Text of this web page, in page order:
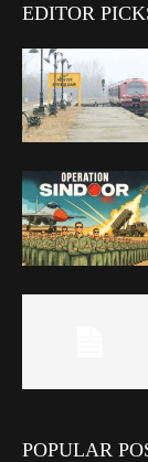
EDITOR
POPULAR